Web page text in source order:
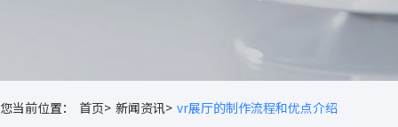
您当前位置： 首页> 新闻资讯> vr展厅的制作流程和优点介绍